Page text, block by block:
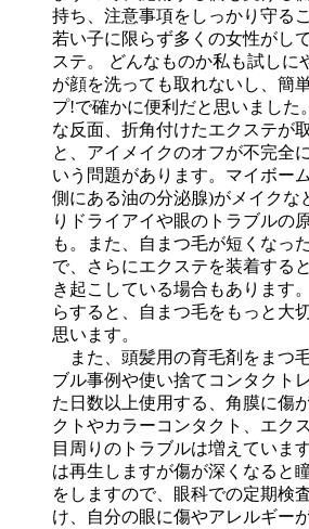
持ち、注意事項をしっかり守る
若い子に限らず多くの女性がし
ステ。 どんなものか私も試しに
が顔を洗っても取れないし、簡
プ!で確かに便利だと思いました
な反面、折角付けたエクステが
と、アイメイクのオフが不完全
いう問題があります。マイボー
側にある油の分泌腺)がメイクな
りドライアイや眼のトラブルの
も。また、自まつ毛が短くなっ
で、さらにエクステを装着する
き起こしている場合もあります
らすると、自まつ毛をもっと大
思います。
また、頭髪用の育毛剤をまつ
ブル事例や使い捨てコンタクト
た日数以上使用する、角膜に傷
クトやカラーコンタクト、エク
目周りのトラブルは増えていま
は再生しますが傷が深くなると
をしますので、眼科での定期検
け、自分の眼に傷やアレルギー